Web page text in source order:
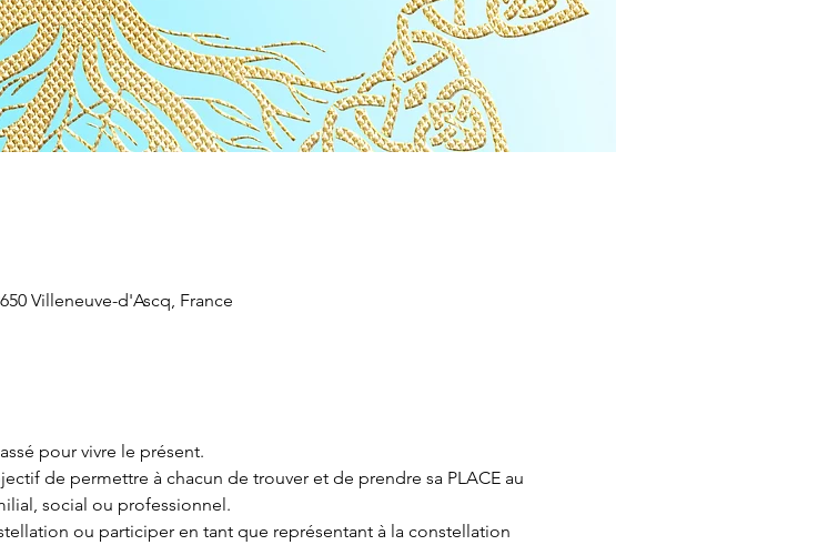
Villeneuve-d'Ascq, France
pour vivre le présent.
de permettre à chacun de trouver et de prendre sa PLACE au
social ou professionnel.
ou participer en tant que représentant à la constellation